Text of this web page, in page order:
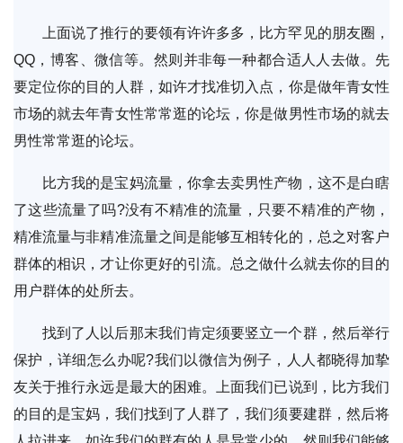
上面说了推行的要领有许许多多，比方罕见的朋友圈，
QQ，博客、微信等。然则并非每一种都合适人人去做。先
要定位你的目的人群，如许才找准切入点，你是做年青女性
市场的就去年青女性常常逛的论坛，你是做男性市场的就去
男性常常逛的论坛。
比方我的是宝妈流量，你拿去卖男性产物，这不是白瞎
了这些流量了吗?没有不精准的流量，只要不精准的产物，
精准流量与非精准流量之间是能够互相转化的，总之对客户
群体的相识，才让你更好的引流。总之做什么就去你的目的
用户群体的处所去。
找到了人以后那末我们肯定须要竖立一个群，然后举行
保护，详细怎么办呢?我们以微信为例子，人人都晓得加挚
友关于推行永远是最大的困难。上面我们已说到，比方我们
的目的是宝妈，我们找到了人群了，我们须要建群，然后将